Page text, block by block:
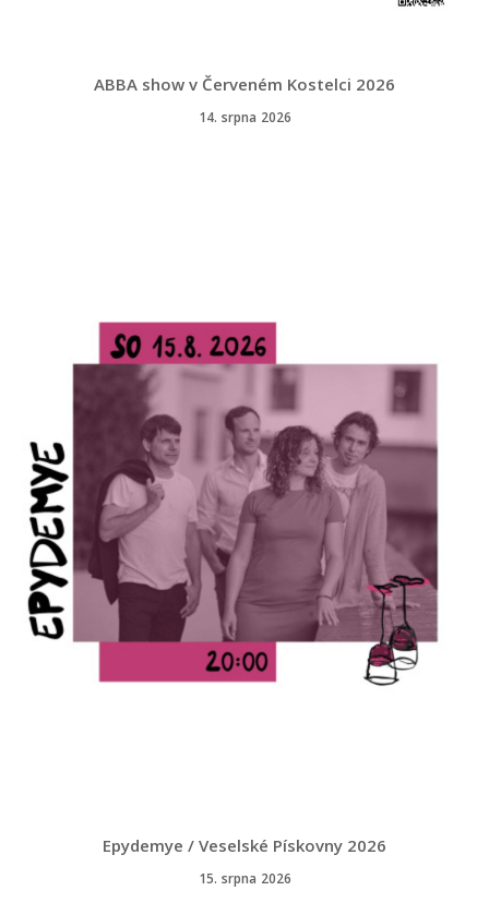
ABBA show v Červeném Kostelci 2026
14. srpna 2026
Epydemye / Veselské Pískovny 2026
15. srpna 2026